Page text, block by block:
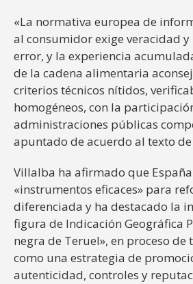
«La normativa europea de
al consumidor exige veracidad
error, y la experiencia
de la cadena alimentaria
criterios técnicos nítidos,
homogéneos, con la
administraciones públicas
apuntado de acuerdo al texto
Villalba ha afirmado que
«instrumentos eficaces» para
diferenciada y ha destacado la
figura de Indicación Geográfica
negra de Teruel», en proceso
como una estrategia de
autenticidad, controles y